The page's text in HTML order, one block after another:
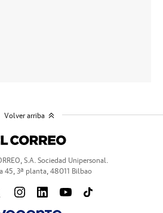
S.A. Sociedad Unipersonal.
45, 3ª planta, 48011 Bilbao
Volver arriba